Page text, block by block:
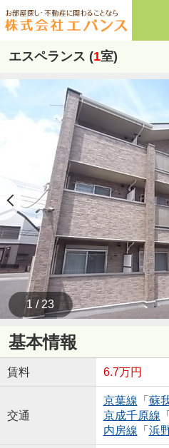
エスペランス (1室)
1 / 23
基本情報
賃料 6.7万円
交通
京葉線 「 蘇
京成千原線 「
内房線 「 浜